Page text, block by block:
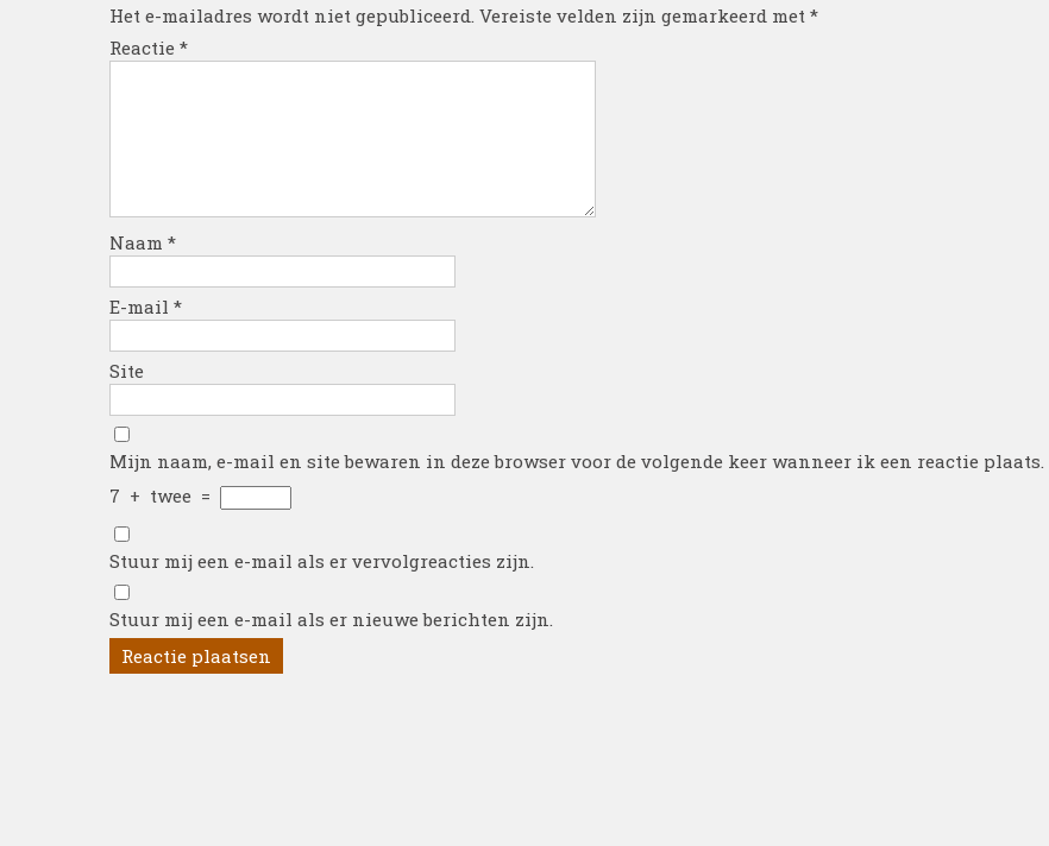
Het e-mailadres wordt niet gepubliceerd. Vereiste velden zijn gemarkeerd met *
Reactie *
Naam *
E-mail *
Site
Mijn naam, e-mail en site bewaren in deze browser voor de volgende keer wanneer ik een reactie plaats.
7 + twee =
Stuur mij een e-mail als er vervolgreacties zijn.
Stuur mij een e-mail als er nieuwe berichten zijn.